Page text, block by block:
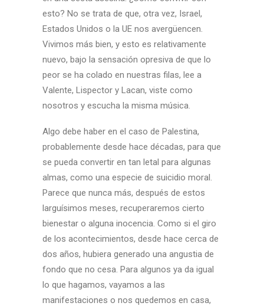
esto? No se trata de que, otra vez, Israel,
Estados Unidos o la UE nos avergüencen.
Vivimos más bien, y esto es relativamente
nuevo, bajo la sensación opresiva de que lo
peor se ha colado en nuestras filas, lee a
Valente, Lispector y Lacan, viste como
nosotros y escucha la misma música.
Algo debe haber en el caso de Palestina,
probablemente desde hace décadas, para que
se pueda convertir en tan letal para algunas
almas, como una especie de suicidio moral.
Parece que nunca más, después de estos
larguísimos meses, recuperaremos cierto
bienestar o alguna inocencia. Como si el giro
de los acontecimientos, desde hace cerca de
dos años, hubiera generado una angustia de
fondo que no cesa. Para algunos ya da igual
lo que hagamos, vayamos a las
manifestaciones o nos quedemos en casa,